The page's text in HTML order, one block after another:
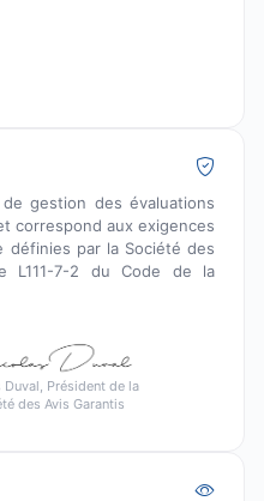
gestion des évaluations
correspond aux exigences
par la Société des
L111-7-2 du Code de la
Duval, Président de la
des Avis Garantis